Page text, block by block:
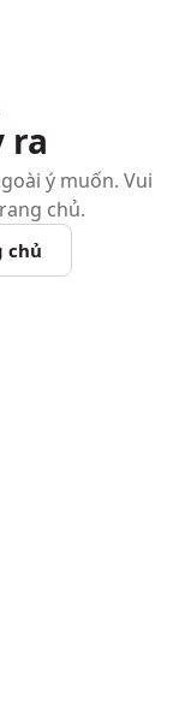
ra
ý muốn. Vui
chủ.
chủ